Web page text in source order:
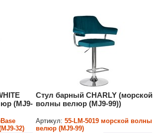
(MJ9-
32)
Стул барный CHARLY (морской
волны велюр (MJ9-99))
Артикул:55-LM-5019 морской волны
велюр (MJ9-99)